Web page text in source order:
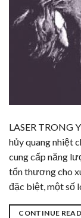
LASER TRONG
hủy quang nhiệt
cung cấp năng
tổn thương cho
đặc biệt, một số
CONTINUE